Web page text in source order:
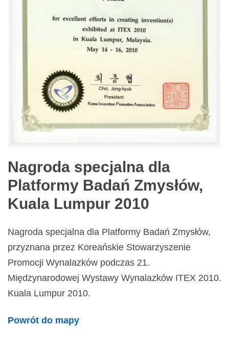
Nagroda specjalna dla
Platformy Badań Zmysłów,
Kuala Lumpur 2010
Nagroda specjalna dla Platformy Badań Zmysłów,
przyznana przez Koreańskie Stowarzyszenie
Promocji Wynalazków podczas 21.
Międzynarodowej Wystawy Wynalazków ITEX 2010.
Kuala Lumpur 2010.
Powrót do mapy